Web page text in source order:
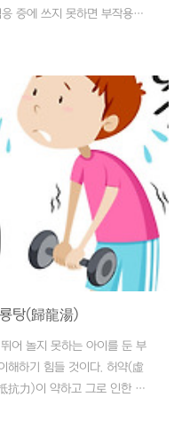
증에 쓰지 못하면 부작용을
10g, 숙지황(熟地黃) 4g, 황
2개 ■ 만드는 법 백작약(白
(當歸), 천궁(川芎), 계피(桂
물 1대접을 붓고, 2시간 동
, 1주일~1개월 정도 복용한
탕(歸龍湯)
어 놀지 못하는 아이를 둔 부
해하기 힘들 것이다. 허약(虛
抗力)이 약하고 그로 인한 부
志)도 약해진다. 질병(疾病)